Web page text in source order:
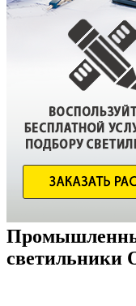
светильники